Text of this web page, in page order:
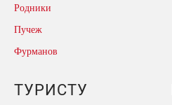
Родники
Пучеж
Фурманов
ТУРИСТУ